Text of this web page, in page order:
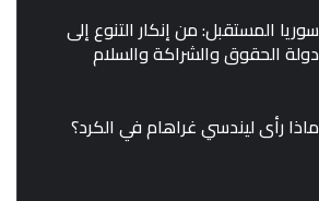
سوريا المستقبل: من إنكار التنوع إلى
دولة الحقوق والشراكة والسلام
ماذا رأى ليندسي غراهام في الكرد؟